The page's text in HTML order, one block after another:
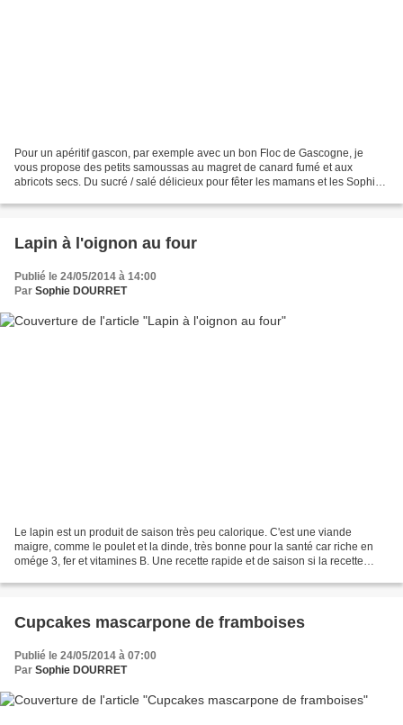
Pour un apéritif gascon, par exemple avec un bon Floc de Gascogne, je
vous propose des petits samoussas au magret de canard fumé et aux
abricots secs. Du sucré / salé délicieux pour fêter les mamans et les Sophie
Lapin à l'oignon au four
Publié le 24/05/2014 à 14:00
Par Sophie DOURRET
Le lapin est un produit de saison très peu calorique. C'est une viande
maigre, comme le poulet et la dinde, très bonne pour la santé car riche en
omége 3, fer et vitamines B. Une recette rapide et de saison si la recette
Cupcakes mascarpone de framboises
Publié le 24/05/2014 à 07:00
Par Sophie DOURRET